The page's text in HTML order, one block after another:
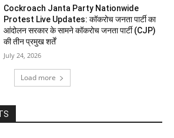
Cockroach Janta Party Nationwide
Protest Live Updates: कॉकरोच जनता पार्टी का
आंदोलन सरकार के सामने कॉकरोच जनता पार्टी (CJP)
की तीन प्रमुख शर्तें
July 24, 2026
Load more